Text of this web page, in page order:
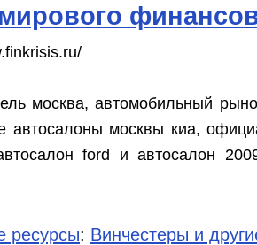
москва, автомобильный
автосалоны москвы киа,
ford и автосалон
ресурсы: Винчестеры и